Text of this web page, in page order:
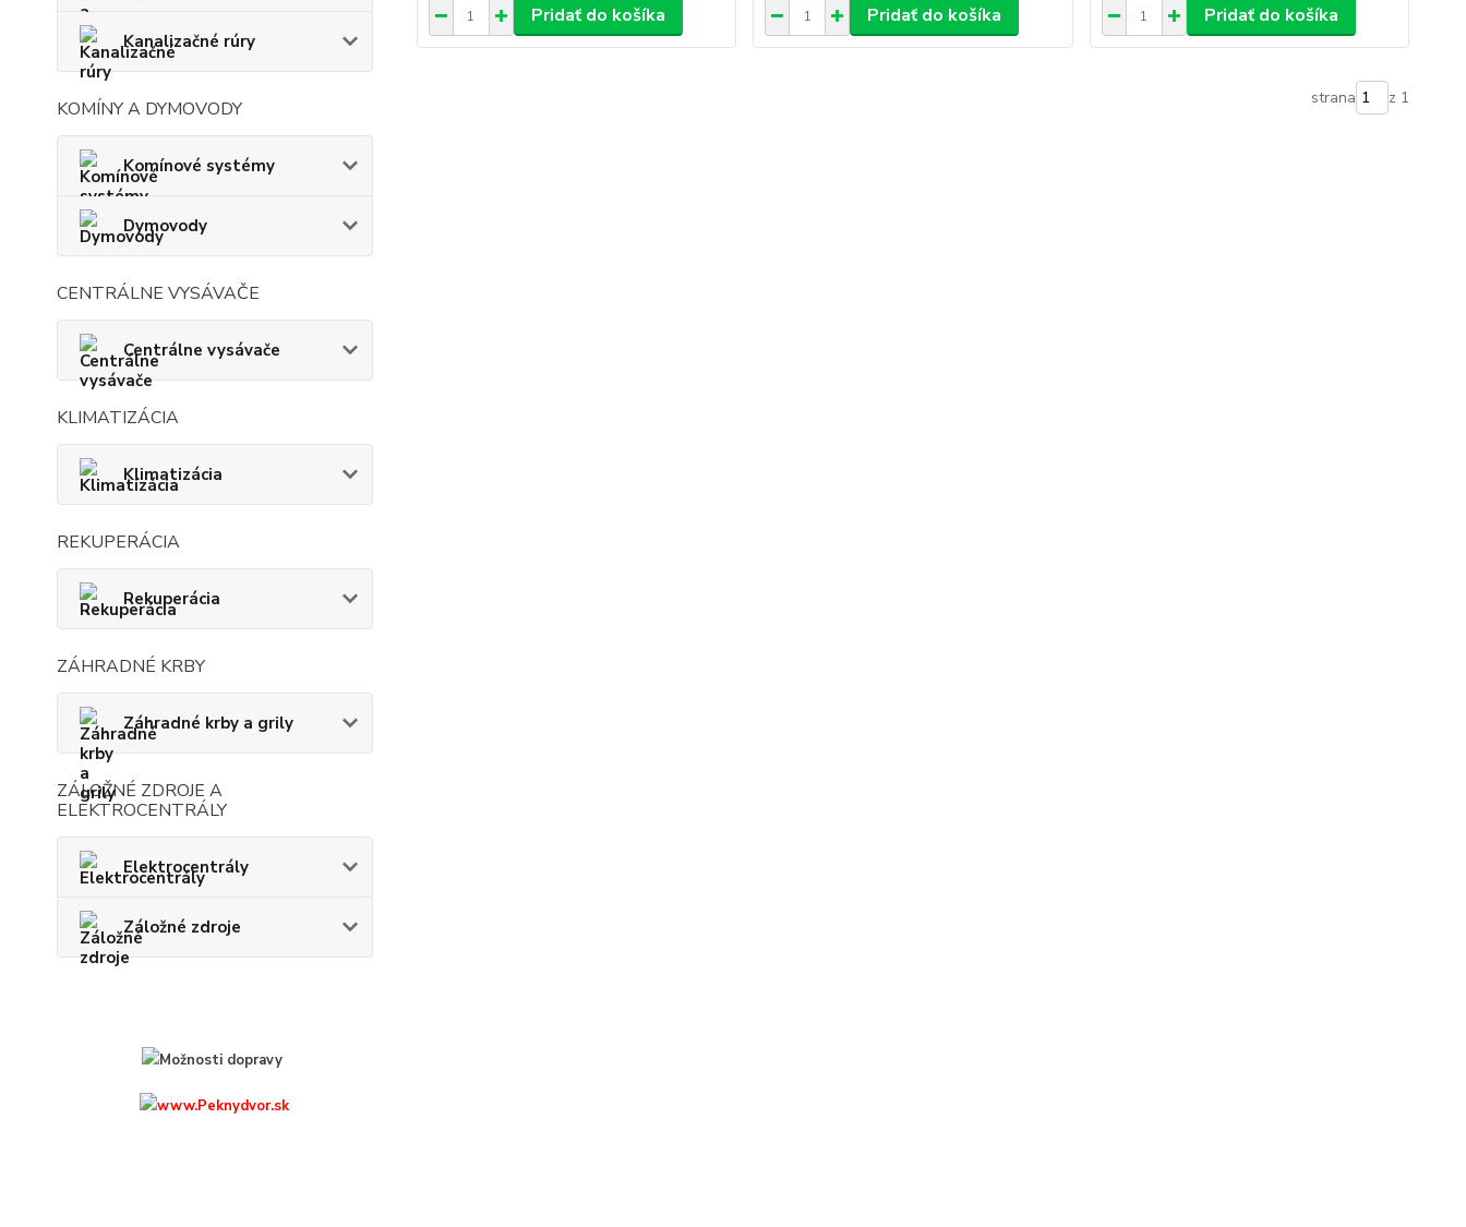
Kanalizačné rúry
KOMÍNY A DYMOVODY
Komínové systémy
Dymovody
CENTRÁLNE VYSÁVAČE
Centrálne vysávače
KLIMATIZÁCIA
Klimatizácia
REKUPERÁCIA
Rekuperácia
ZÁHRADNÉ KRBY
Záhradné krby a grily
ZÁLOŽNÉ ZDROJE A
ELEKTROCENTRÁLY
Elektrocentrály
Záložné zdroje
Pridať do košíka Pridať do košíka Pridať do košíka
strana z 1